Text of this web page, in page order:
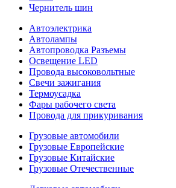
Чернитель шин
Автоэлектрика
Автолампы
Автопроводка Разъемы
Освещение LED
Провода высоковольтные
Свечи зажигания
Термоусадка
Фары рабочего света
Провода для прикуривания
Грузовые автомобили
Грузовые Европейские
Грузовые Китайские
Грузовые Отечественные